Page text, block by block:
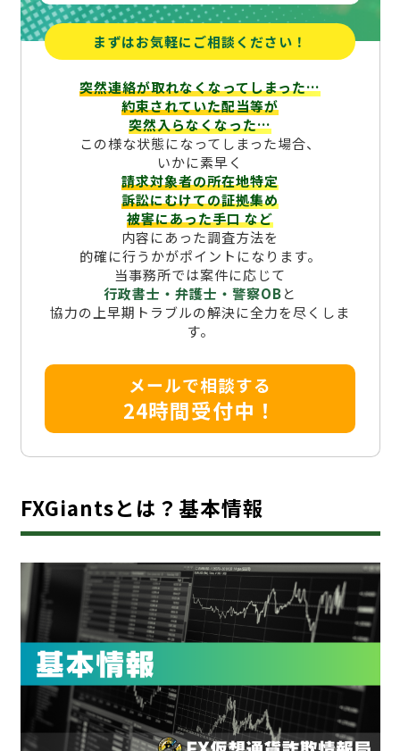
まずはお気軽にご相談ください！
突然連絡が取れなくなってしまった…
約束されていた配当等が
突然入らなくなった…
この様な状態になってしまった場合、
いかに素早く
請求対象者の所在地特定
訴訟にむけての証拠集め
被害にあった手口など
内容にあった調査方法を
的確に行うかがポイントになります。
当事務所では案件に応じて
行政書士・弁護士・警察OBと
協力の上早期トラブルの解決に全力を尽くしま
す。
メールで相談する
24時間受付中！
FXGiantsとは？基本情報